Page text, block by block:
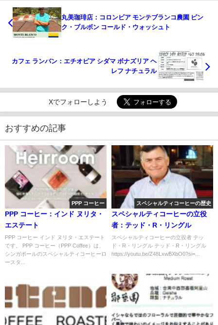
丸美珈琲店：コロンビア モンテブランコ農園 ピン
ク・ブルボン コールド・ウォッシュト
カフェ ランバン：エチオピア シダマ ボナズリア ヘ
レフ ナチュラル
Xでフォローしよう
おすすめの記事
PPP コーヒー
PPP コーヒー：インド ヌリタ・
エステート
PPP コーヒー インド ヌリタ・エステート
です。 PPP コーヒー（PPP Coffee）は、
シンガポールのスペシャルティコーヒーロ
ースタ...
スペシャルティコーヒーの歴史
スペシャルティコーヒーの立役
者：テッド・R・リングル
スペシャルティコーヒーの立役者 テッ
ド・R・リングル テッド・R・リングル
https://youtu.be/Z48LxwBXbO0?si=...